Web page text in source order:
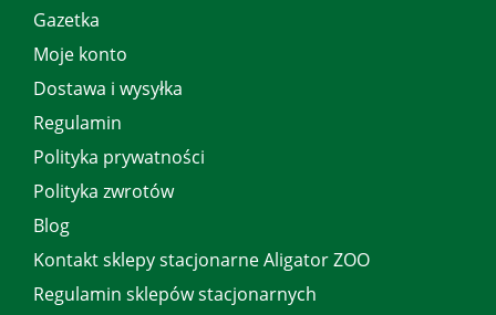
Gazetka
Moje konto
Dostawa i wysyłka
Regulamin
Polityka prywatności
Polityka zwrotów
Blog
Kontakt sklepy stacjonarne Aligator ZOO
Regulamin sklepów stacjonarnych